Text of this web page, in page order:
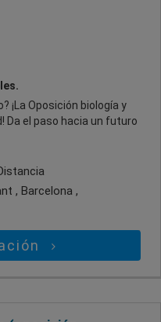
¡La Oposición biología y
Da el paso hacia un futuro
, Barcelona ,